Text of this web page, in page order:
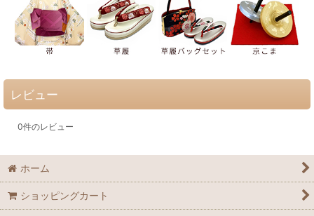
レビュー
0件のレビュー
ホーム
ショッピングカート